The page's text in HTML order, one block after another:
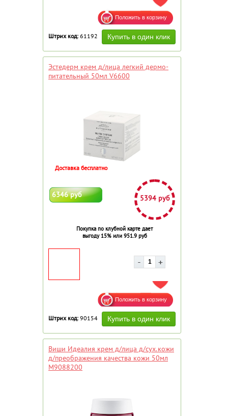
Штрих код: 61192
Эстедерм крем д/лица легкий дермо-
питательный 50мл V6600
6346 руб 5394 руб
Покупка по клубной карте дает
выгоду 15% или 951.9 руб
Доставка бесплатно
ДОБАВИТЬ В ИЗБРАННОЕ
Штрих код: 90154
Виши Идеалия крем д/лица д/сух.кожи
д/преображения качества кожи 50мл
М9088200